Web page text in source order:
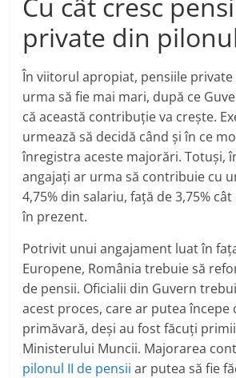
private din
În viitorul apropiat, pensiile
urma să fie mai mari, după ce
că această contribuție va crește.
urmează să decidă când și în ce
înregistra aceste majorări. Totuși,
angajați ar urma să contribuie cu
4,75% din salariu, față de 3,75%
în prezent.
Potrivit unui angajament luat în
Europene, România trebuie să
de pensii. Oficialii din Guvern
acest proces, care ar putea începe
primăvară, deși au fost făcuți
Ministerului Muncii. Majorarea
pilonul II de pensii ar putea să fie